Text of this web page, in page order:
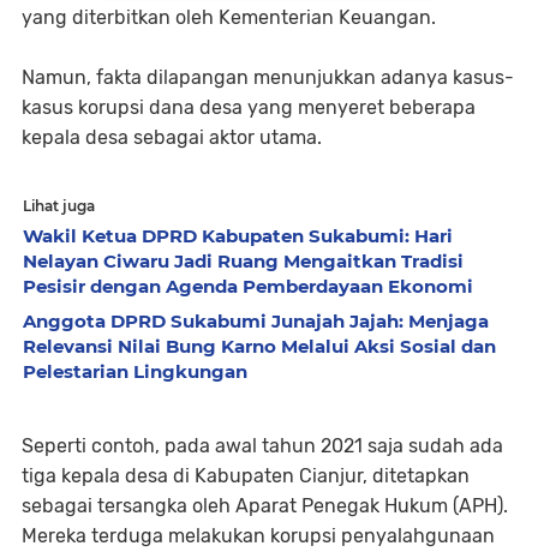
yang diterbitkan oleh Kementerian Keuangan.
Namun, fakta dilapangan menunjukkan adanya kasus-
kasus korupsi dana desa yang menyeret beberapa
kepala desa sebagai aktor utama.
Lihat juga
Wakil Ketua DPRD Kabupaten Sukabumi: Hari
Nelayan Ciwaru Jadi Ruang Mengaitkan Tradisi
Pesisir dengan Agenda Pemberdayaan Ekonomi
Anggota DPRD Sukabumi Junajah Jajah: Menjaga
Relevansi Nilai Bung Karno Melalui Aksi Sosial dan
Pelestarian Lingkungan
Seperti contoh, pada awal tahun 2021 saja sudah ada
tiga kepala desa di Kabupaten Cianjur, ditetapkan
sebagai tersangka oleh Aparat Penegak Hukum (APH).
Mereka terduga melakukan korupsi penyalahgunaan